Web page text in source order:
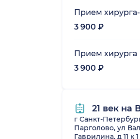
Прием
3 900 ₽
Прием хирурга
3 900 ₽
21 век на
г Санкт-
Парголово, ул
Гаврилина, д 11 к 1